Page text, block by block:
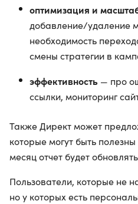
оптимизация и
добавление/удаление
необходимость
смены стратегии в
эффективность — про
ссылки, мониторинг
Также Директ может
которые могут быть
месяц отчет будет
Пользователи, которые не
но у которых есть